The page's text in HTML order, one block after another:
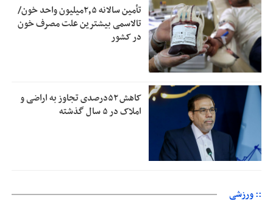
تأمین سالانه ۲٫۵میلیون واحد خون/
تالاسمی بیشترین علت مصرف‌ خون
در کشور
کاهش ۵۲درصدی تجاوز به اراضی و
املاک در ۵ سال گذشته
:: ورزشی